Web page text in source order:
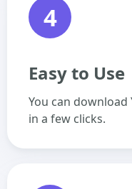
4
Easy to Use
You can
in a few clicks.